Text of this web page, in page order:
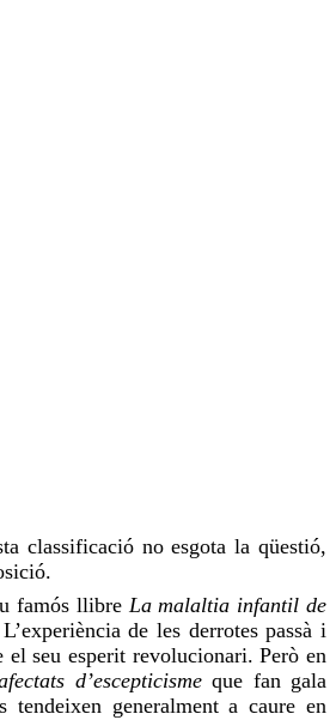
classificació no esgota la qüestió,
famós llibre La malaltia infantil de
de les derrotes passà i
el seu esperit revolucionari. Però en
d’escepticismeque fan gala
tendeixen generalment a caure en